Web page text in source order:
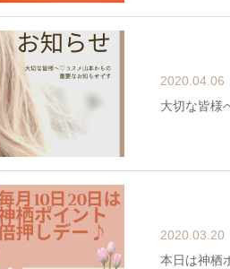
2020.04.06
大切な皆様
2020.03.20
本日は神栖